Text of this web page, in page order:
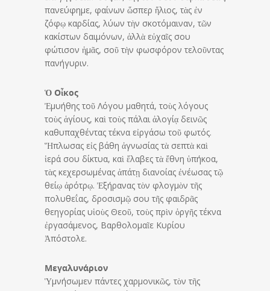
πανεύφημε, φαίνων ὥσπερ ἥλιος, τὰς ἐν
ζόφῳ καρδίας, λύων τὴν σκοτόμαιναν, τῶν
κακίστων δαιμόνων, ἀλλὰ εὐχαῖς σου
φώτισον ἡμᾶς, σοῦ τὴν φωσφόρον τελοῦντας
πανήγυριν.
Ὁ Οἶκος
Ἐμυήθης τοῦ Λόγου μαθητά, τοὺς λόγους
τοὺς ἁγίους, καὶ τοὺς πάλαι ἀλογίᾳ δεινῶς
καθυπαχθέντας τέκνα εἰργάσω τοῦ φωτός.
Ἥπλωσας εἰς βάθη ἀγνωσίας τὰ σεπτὰ καὶ
ἱερά σου δίκτυα, καὶ ἔλαβες τὰ ἔθνη ὑπήκοα,
τὰς κεχερσωμένας ἀπάτῃ διανοίας ἐνέωσας τῷ
θείῳ ἀρότρῳ. Ἐξήρανας τὸν φλογμὸν τῆς
πολυθεΐας, δροσισμῷ σου τῆς φαιδρᾶς
θεηγορίας υἱοὺς Θεοῦ, τοὺς πρὶν ὀργῆς τέκνα
ἐργασάμενος, Βαρθολομαῖε Κυρίου
Ἀπόστολε.
Μεγαλυνάριον
Ὑμνήσωμεν πάντες χαρμονικῶς, τὸν τῆς